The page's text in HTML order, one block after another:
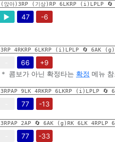
(앉아)3RP (기상)RP 6LKRP (i)LPLP 🔄️
▶ 47 -6
3RP 4RKRP 6LKRP (i)LPLP 🔄️ 6AK
66
+9
＊ 콤보가 아닌 확정타는 확정 메뉴
3RPAP 9LK 4RKRP 6LKRP (i)LPLP 🔄️
77 -13
3RPAP 2AP 🔄️ 6AK (g)RK 6LK 4RPLP
77 -33